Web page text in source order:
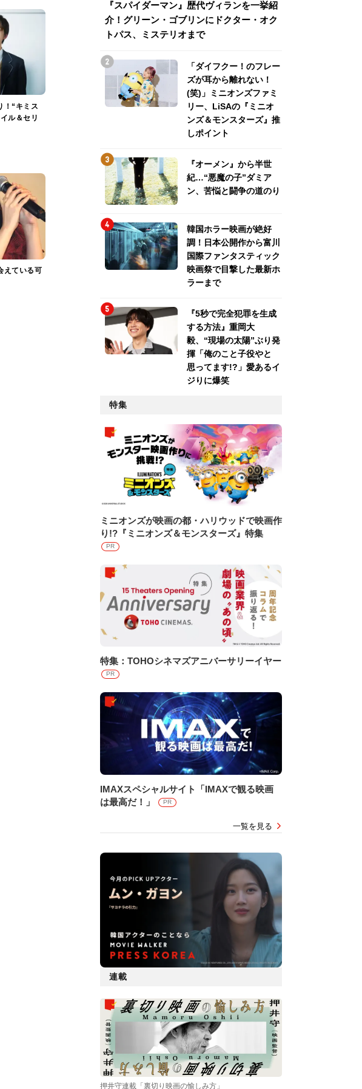
！“キミス
ル＆セリ
えている可
『スパイダーマン』歴代ヴィランを一挙紹
介！グリーン・ゴブリンにドクター・オク
トパス、ミステリオまで
「ダイフクー！のフレー
ズが耳から離れない！
(笑)」ミニオンズファミ
リー、LiSAの『ミニオ
ンズ＆モンスターズ』推
しポイント
『オーメン』から半世
紀…“悪魔の子”ダミア
ン、苦悩と闘争の道のり
韓国ホラー映画が絶好
調！日本公開作から富川
国際ファンタスティック
映画祭で目撃した最新ホ
ラーまで
『5秒で完全犯罪を生成
する方法』重岡大
毅、“現場の太陽”ぶり発
揮「俺のこと子役やと
思ってます!?」愛あるイ
ジりに爆笑
特集
ミニオンズが映画の都・ハリウッドで映画作
り!?『ミニオンズ＆モンスターズ』特集
PR
特集：TOHOシネマズアニバーサリーイヤー
PR
IMAXスペシャルサイト「IMAXで観る映画
は最高だ！」
PR
一覧を見る
連載
押井守連載「裏切り映画の愉しみ方」